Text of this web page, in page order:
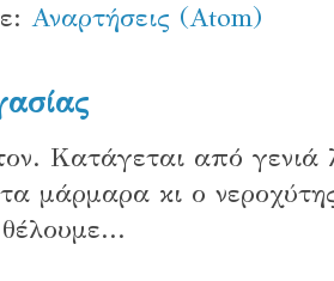
Αναρτήσεις (Atom)
Κατάγεται από γενιά
μάρμαρα κι ο